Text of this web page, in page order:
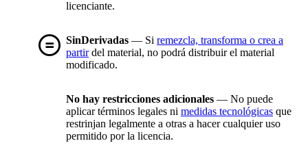
licenciante.
SinDerivadas — Si remezcla, transforma o crea a
partirdel material, no podrá distribuir el material
modificado.
No hay restricciones adicionales — No puede
aplicar términos legales ni medidas tecnológicas que
restrinjan legalmente a otras a hacer cualquier uso
permitido por la licencia.